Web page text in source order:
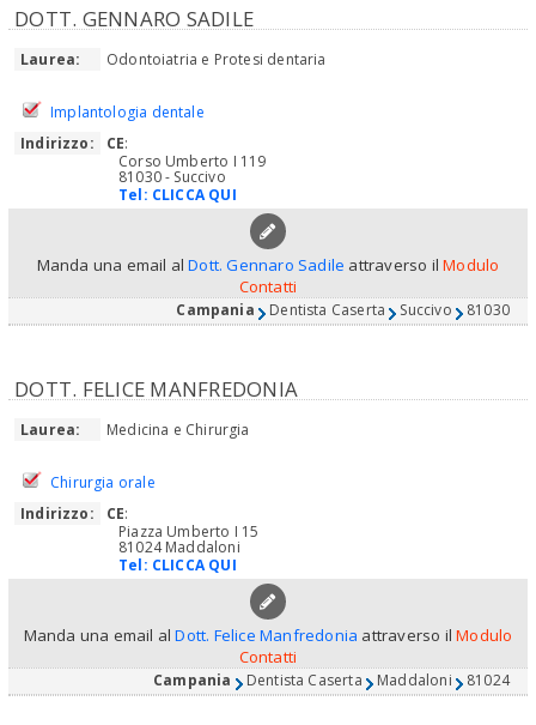
DOTT. GENNARO SADILE
Laurea: Odontoiatria e Protesi dentaria
Implantologia dentale
Indirizzo:
CE:
Corso Umberto I 119
81030 - Succivo
Tel: CLICCA QUI
Manda una email alDott. Gennaro Sadile attraverso ilModulo
Contatti
Campania Dentista Caserta Succivo 81030
DOTT. FELICE MANFREDONIA
Laurea: Medicina e Chirurgia
Chirurgia orale
Indirizzo:
CE:
Piazza Umberto I 15
81024 Maddaloni
Tel: CLICCA QUI
Manda una email alDott. Felice Manfredonia attraverso ilModulo
Contatti
Campania Dentista Caserta Maddaloni 81024